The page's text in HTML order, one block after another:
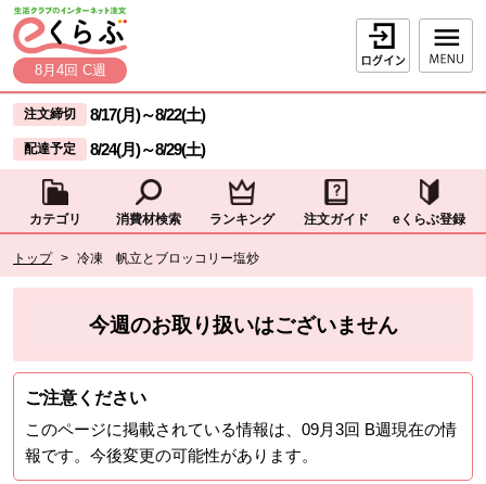
ページの先頭です。
本文へジャンプする。
8月4回 C週
ログイン
ここからサイト内共通メニューです。
サイト内共通メニューをスキップする
注文締切 8/17(月)～8/22(土)
配達予定 8/24(月)～8/29(土)
カテゴリ 消費材検索 ランキング 注文ガイド eくらぶ登録
トップ > 冷凍 帆立とブロッコリー塩炒
現在位置ここまで
今週のお取り扱いはございません
ご注意ください
このページに掲載されている情報は、 09月3回 B週現在の情
報です。今後変更の可能性があります。